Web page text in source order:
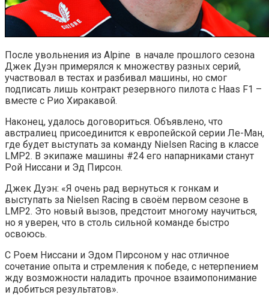
После увольнения из Alpine в начале прошлого сезона
Джек Дуэн примерялся к множеству разных серий,
участвовал в тестах и разбивал машины, но смог
подписать лишь контракт резервного пилота с Haas F1 –
вместе с Рио Хиракавой.
Наконец, удалось договориться. Объявлено, что
австралиец присоединится к европейской серии Ле-Ман,
где будет выступать за команду Nielsen Racing в классе
LMP2. В экипаже машины #24 его напарниками станут
Рой Ниссани и Эд Пирсон.
Джек Дуэн: «Я очень рад вернуться к гонкам и
выступать за Nielsen Racing в своём первом сезоне в
LMP2. Это новый вызов, предстоит многому научиться,
но я уверен, что в столь сильной команде быстро
освоюсь.
С Роем Ниссани и Эдом Пирсоном у нас отличное
сочетание опыта и стремления к победе, с нетерпением
жду возможности наладить прочное взаимопонимание
и добиться результатов».